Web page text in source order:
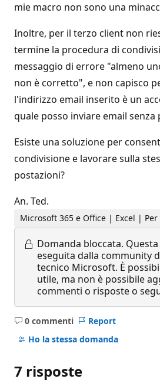
mie macro non sono una
Inoltre, per il terzo client non
termine la procedura di
messaggio di errore "almeno
non è corretto", e non capisco
l'indirizzo email inserito è un
quale posso inviare email senza
Esiste una soluzione per
condivisione e lavorare sulla
postazioni?
An. Ted.
Microsoft 365 e Office | Excel |
Domanda bloccata.
eseguita dalla community
tecnico Microsoft. È
utile, ma non è possibile
commenti o risposte o
0 commenti
Nessun
commento
Report
Ho la stessa domanda
7 risposte